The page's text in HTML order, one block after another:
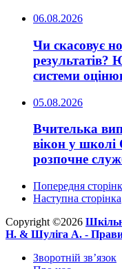
06.08.2026
Чи скасовує
результатів?
системи
05.08.2026
Вчителька
вікон у школі
розпочне
Попередня
Наступна сторінка
Copyright ©2026
Н. & Шуліга А. -
Зворотній зв’язок